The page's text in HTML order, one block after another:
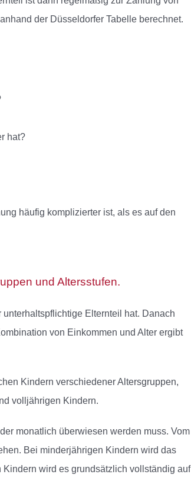
der Düsseldorfer Tabelle berechnet.
hat?
häufig komplizierter ist, als es auf den
und Altersstufen.
Elternteil hat. Danach
von Einkommen und Alter ergibt
Kindern verschiedener Altersgruppen,
volljährigen Kindern.
monatlich überwiesen werden muss. Vom
Bei minderjährigen Kindern wird das
wird es grundsätzlich vollständig auf